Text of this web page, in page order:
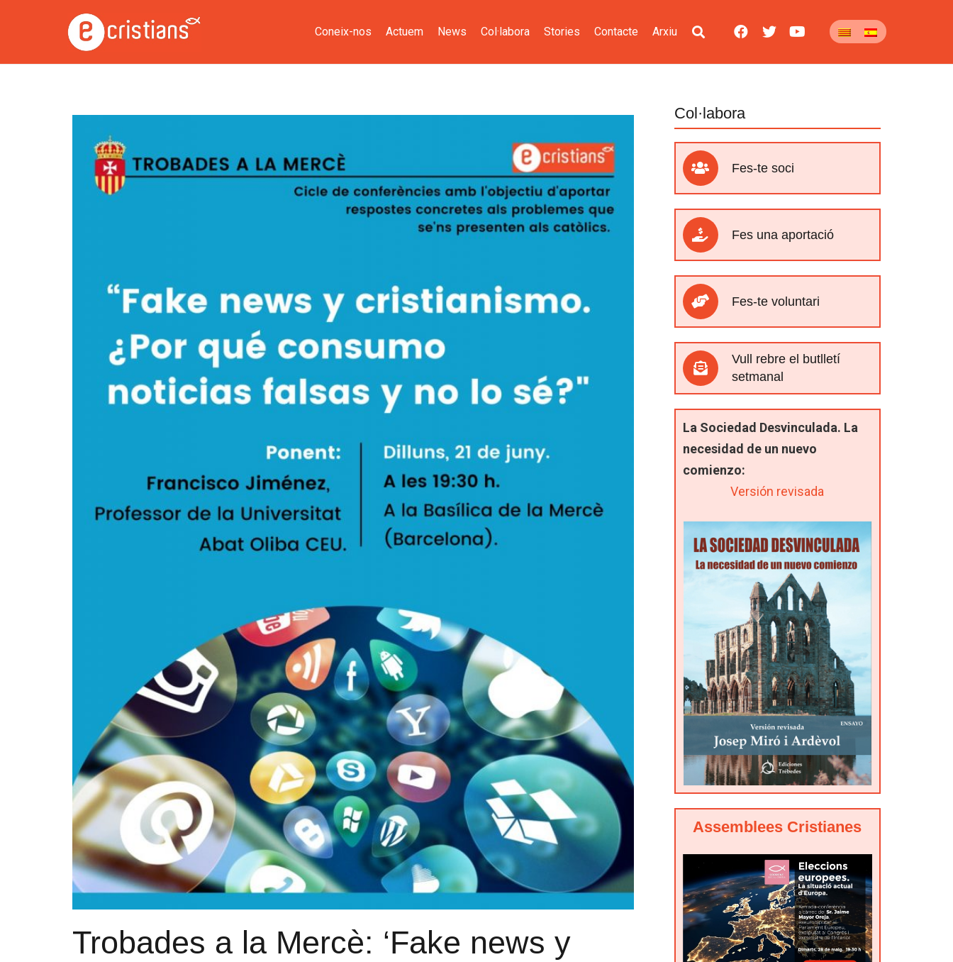
Coneix-nos Actuem News Col·labora Stories Contacte Arxiu
Trobades a la Mercè: ‘Fake news y
Col·labora
Fes-te soci
Fes una aportació
Fes-te voluntari
Vull rebre el butlletí
setmanal
La Sociedad Desvinculada. La
necesidad de un nuevo
comienzo:
Versión revisada
Assemblees Cristianes